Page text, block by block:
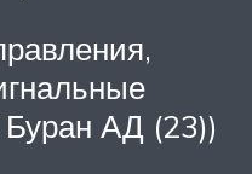
АД (23))